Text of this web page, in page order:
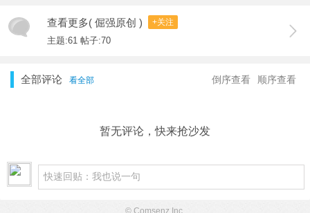
查看更多( 倔强原创 ) +关注
主题:61 帖子:70
全部评论 看全部 顺序查看
倒序查看
暂无评论，快来抢沙发
© Comsenz Inc.